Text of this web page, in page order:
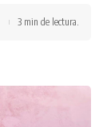
3 min de lectura.